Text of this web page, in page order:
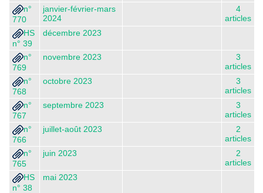
n°
770
janvier-février-mars
2024
4
articles
HS
n° 39
décembre 2023
n°
769
novembre 2023
3
articles
n°
768
octobre 2023
3
articles
n°
767
septembre 2023
3
articles
n°
766
juillet-août 2023
2
articles
n°
765
juin 2023
2
articles
HS
n° 38
mai 2023